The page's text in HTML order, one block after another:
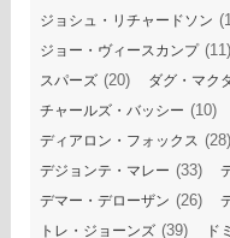
ジョシュ・リチャードソン
ジョー・ヴィースカンプ(11)
スパーズ (20) ダグ・マク
チャールズ・バッシー (10)
ディアロン・フォックス (28)
デジョンテ・マレー (33)
デマー・デローザン (26)
トレ・ジョーンズ (39) ド